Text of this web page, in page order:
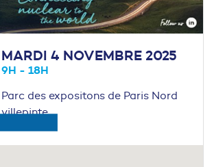
MARDI 4 NOVEMBRE 2025
9H - 18H
Parc des expositons de Paris Nord
villepinte